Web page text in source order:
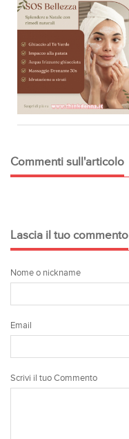
Commenti sull'articolo
Lascia il tuo commento
Nome o nickname
Email
Scrivi il tuo Commento